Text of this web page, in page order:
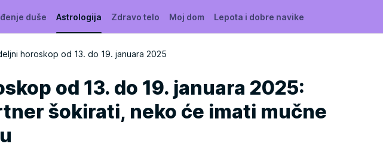
duše Astrologija Zdravo telo Moj dom Lepota i dobre navike
horoskop od 13. do 19. januara 2025
od 13. do 19. januara 2025:
šokirati, neko će imati mučne